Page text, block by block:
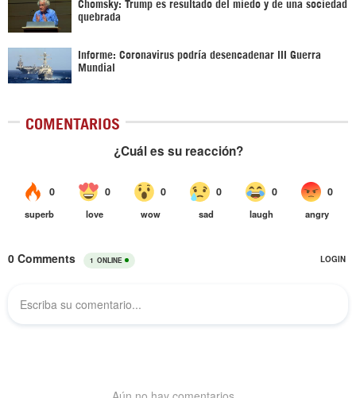
Chomsky: Trump es resultado del miedo y de una sociedad
quebrada
Informe: Coronavirus podría desencadenar III Guerra
Mundial
COMENTARIOS